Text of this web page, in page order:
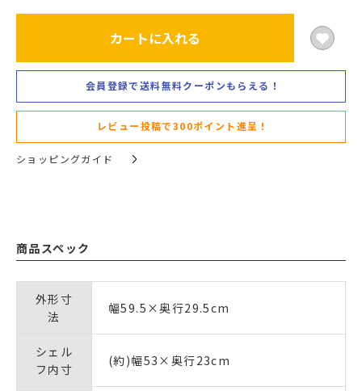
カートに入れる
会員登録で送料無料クーポンもらえる！
レビュー投稿で300ポイント進呈！
ショッピングガイド
商品スペック
外形寸
法
幅59.5×奥行29.5cm
シェル
フ内寸
(約)幅53×奥行23cm